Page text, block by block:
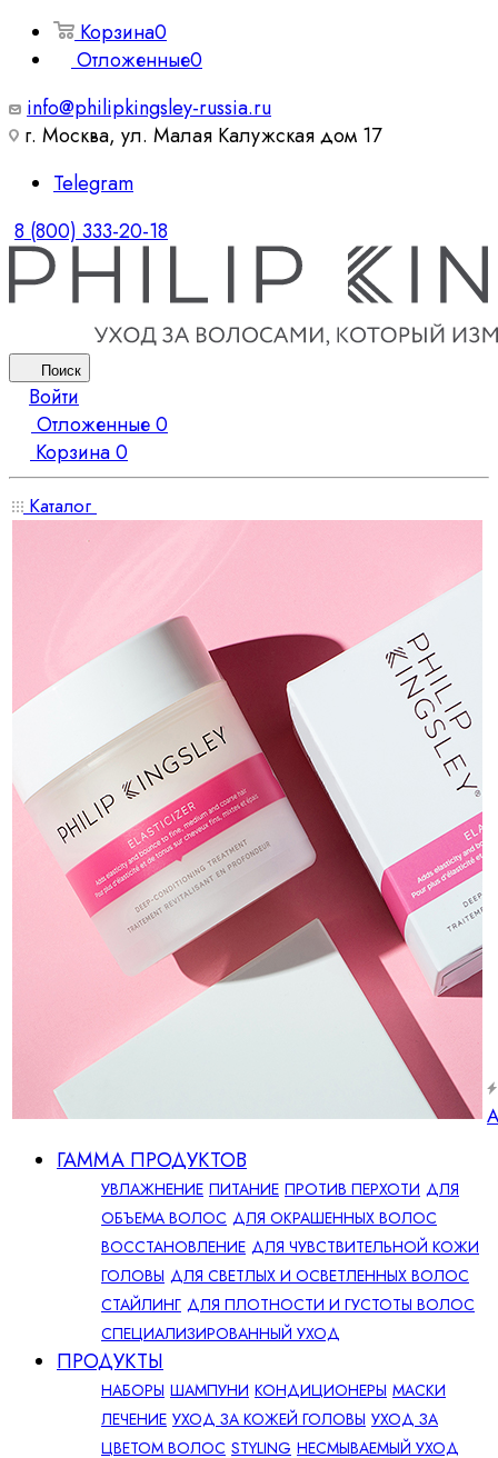
Корзина0
Отложенные0
info@philipkingsley-russia.ru
г. Москва, ул. Малая Калужская дом 17
Telegram
8 (800) 333-20-18
Поиск
Войти
Отложенные0
Корзина0
Каталог
ГАММА ПРОДУКТОВ
УВЛАЖНЕНИЕ ПИТАНИЕ ПРОТИВ ПЕРХОТИ ДЛЯ
ОБЪЕМА ВОЛОС ДЛЯ ОКРАШЕННЫХ ВОЛОС
ВОССТАНОВЛЕНИЕ ДЛЯ ЧУВСТВИТЕЛЬНОЙ КОЖИ
ГОЛОВЫ ДЛЯ СВЕТЛЫХ И ОСВЕТЛЕННЫХ ВОЛОС
СТАЙЛИНГ ДЛЯ ПЛОТНОСТИ И ГУСТОТЫ ВОЛОС
СПЕЦИАЛИЗИРОВАННЫЙ УХОД
ПРОДУКТЫ
НАБОРЫ ШАМПУНИ КОНДИЦИОНЕРЫ МАСКИ
ЛЕЧЕНИЕ УХОД ЗА КОЖЕЙ ГОЛОВЫ УХОД ЗА
ЦВЕТОМ ВОЛОС STYLING НЕСМЫВАЕМЫЙ УХОД